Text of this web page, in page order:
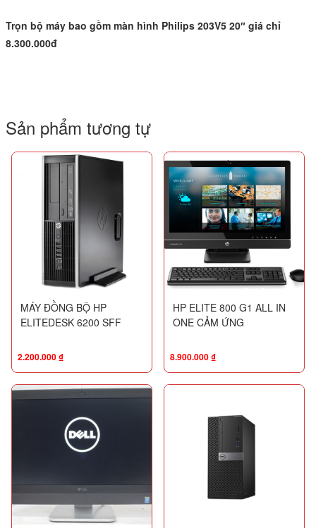
Trọn bộ máy bao gồm màn hình Philips 203V5 20″ giá chỉ
8.300.000đ
Sản phẩm tương tự
MÁY ĐỒNG BỘ HP
ELITEDESK 6200 SFF
2.200.000₫
HP ELITE 800 G1 ALL IN
ONE CẢM ỨNG
8.900.000₫